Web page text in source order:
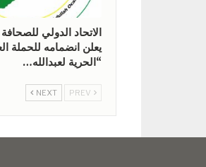
الاتحاد الدولي للصحافة
يعلن انضمامه للحملة
“الحرية لعبدالله…
NEXT